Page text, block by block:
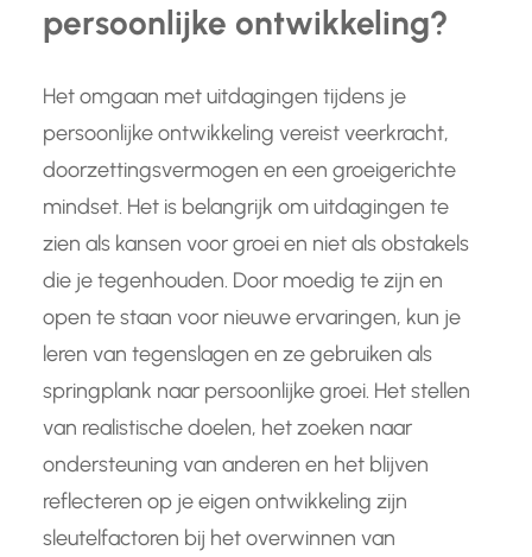
persoonlijke ontwikkeling?
Het omgaan met uitdagingen tijdens je
persoonlijke ontwikkeling vereist veerkracht,
doorzettingsvermogen en een groeigerichte
mindset. Het is belangrijk om uitdagingen te
zien als kansen voor groei en niet als obstakels
die je tegenhouden. Door moedig te zijn en
open te staan voor nieuwe ervaringen, kun je
leren van tegenslagen en ze gebruiken als
springplank naar persoonlijke groei. Het stellen
van realistische doelen, het zoeken naar
ondersteuning van anderen en het blijven
reflecteren op je eigen ontwikkeling zijn
sleutelfactoren bij het overwinnen van